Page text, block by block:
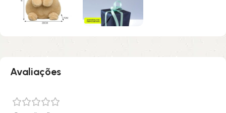
Avaliações